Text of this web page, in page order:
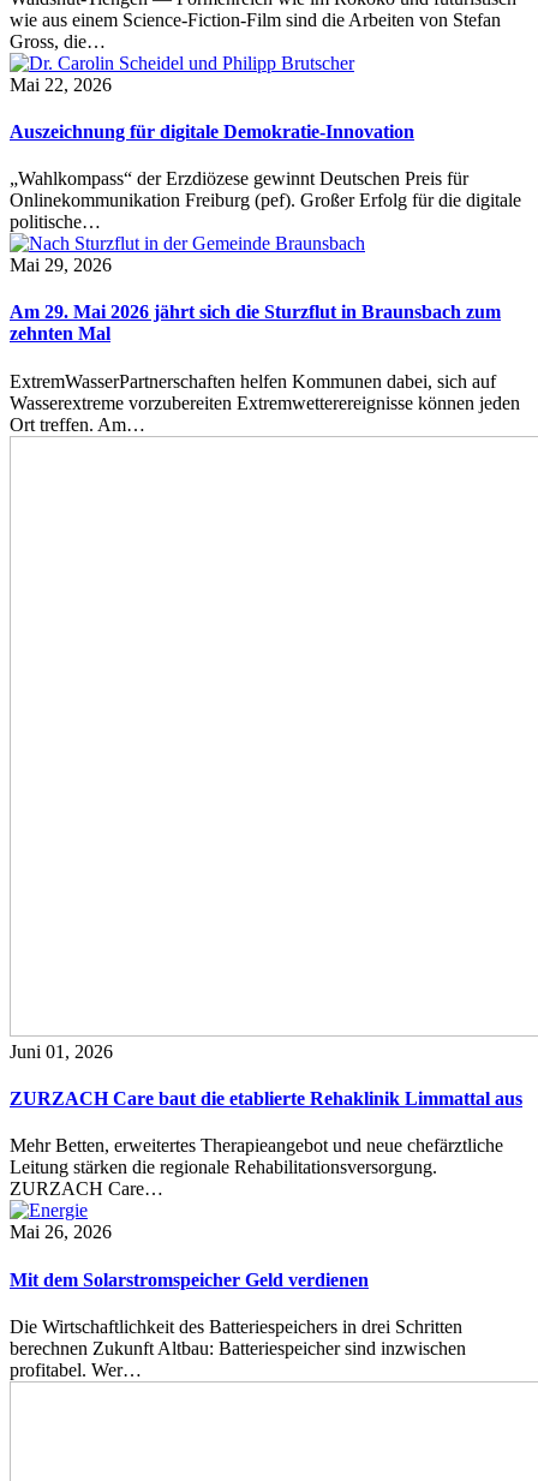
wie aus einem Science-Fiction-Film sind die Arbeiten von Stefan
Gross, die…
Mai 22, 2026
Auszeichnung für digitale Demokratie-Innovation
„Wahlkompass“ der Erzdiözese gewinnt Deutschen Preis für
Onlinekommunikation Freiburg (pef). Großer Erfolg für die digitale
politische…
Mai 29, 2026
Am 29. Mai 2026 jährt sich die Sturzflut in Braunsbach zum
zehnten Mal
ExtremWasserPartnerschaften helfen Kommunen dabei, sich auf
Wasserextreme vorzubereiten Extremwetterereignisse können jeden
Ort treffen. Am…
Juni 01, 2026
ZURZACH Care baut die etablierte Rehaklinik Limmattal aus
Mehr Betten, erweitertes Therapieangebot und neue chefärztliche
Leitung stärken die regionale Rehabilitationsversorgung.
ZURZACH Care…
Mai 26, 2026
Mit dem Solarstromspeicher Geld verdienen
Die Wirtschaftlichkeit des Batteriespeichers in drei Schritten
berechnen Zukunft Altbau: Batteriespeicher sind inzwischen
profitabel. Wer…